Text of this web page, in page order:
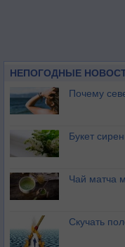
НЕПОГОДНЫЕ
Почему
Букет
Чай матча
Скучать